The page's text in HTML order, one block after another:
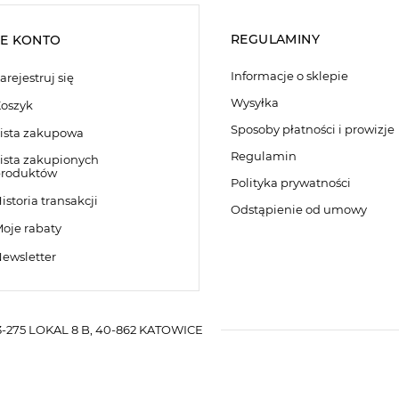
KONTO
się
zakupowa
zakupionych
transakcji
rabaty
REGULAMINY
Informacje o sklepie
Wysyłka
Sposoby płatności i prowizje
Regulamin
Polityka prywatności
Odstąpienie od umowy
275 LOKAL 8 B 40-862 KATOWICE